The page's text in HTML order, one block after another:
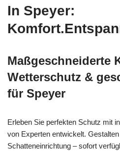
In Speyer:
Maßgeschneiderte
Wetterschutz &
für Speyer
Erleben Sie perfekten Schutz mit
von Experten entwickelt.
Schatteneinrichtung – sofort